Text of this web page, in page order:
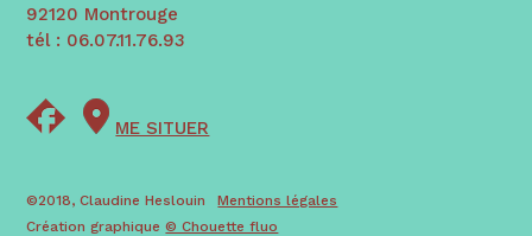
92120 Montrouge
tél : 06.07.11.76.93
ME SITUER
©2018, Claudine Heslouin
Mentions légales
Création graphique© Chouette fluo